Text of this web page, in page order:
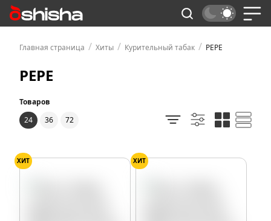
Главная страница / Хиты / Курительный табак / PEPE
PEPE
Товаров
24
36 72
ХИТ ХИТ